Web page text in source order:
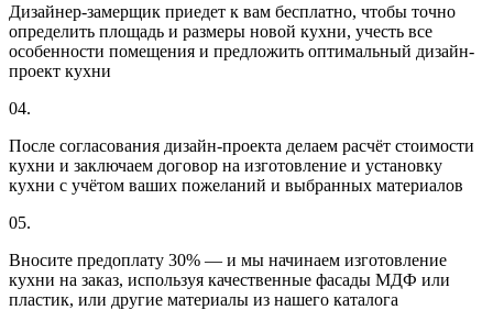
Дизайнер-замерщик приедет к вам бесплатно, чтобы точно
определить площадь и размеры новой кухни, учесть все
особенности помещения и предложить оптимальный дизайн-
проект кухни
04.
После согласования дизайн-проекта делаем расчёт стоимости
кухни и заключаем договор на изготовление и установку
кухни с учётом ваших пожеланий и выбранных материалов
05.
Вносите предоплату 30% — и мы начинаем изготовление
кухни на заказ, используя качественные фасады МДФ или
пластик, или другие материалы из нашего каталога